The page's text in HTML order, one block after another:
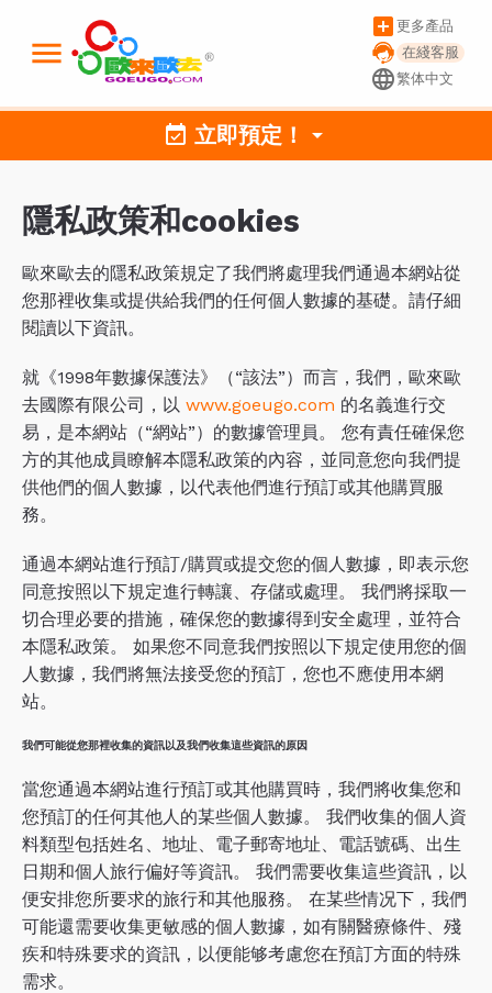
menu
add_box 更多產品
在綫客服
language繁体中文
event_available 立即預定！ arrow_drop_down
隱私政策和cookies
歐來歐去的隱私政策規定了我們將處理我們通過本網站從
您那裡收集或提供給我們的任何個人數據的基礎。請仔細
閱讀以下資訊。
就《1998年數據保護法》（“該法”）而言，我們，歐來歐
去國際有限公司，以 www.goeugo.com 的名義進行交
易，是本網站（“網站”）的數據管理員。 您有責任確保您
方的其他成員瞭解本隱私政策的內容，並同意您向我們提
供他們的個人數據，以代表他們進行預訂或其他購買服
務。
通過本網站進行預訂/購買或提交您的個人數據，即表示您
同意按照以下規定進行轉讓、存儲或處理。 我們將採取一
切合理必要的措施，確保您的數據得到安全處理，並符合
本隱私政策。 如果您不同意我們按照以下規定使用您的個
人數據，我們將無法接受您的預訂，您也不應使用本網
站。
我們可能從您那裡收集的資訊以及我們收集這些資訊的原因
當您通過本網站進行預訂或其他購買時，我們將收集您和
您預訂的任何其他人的某些個人數據。 我們收集的個人資
料類型包括姓名、地址、電子郵寄地址、電話號碼、出生
日期和個人旅行偏好等資訊。 我們需要收集這些資訊，以
便安排您所要求的旅行和其他服務。 在某些情况下，我們
可能還需要收集更敏感的個人數據，如有關醫療條件、殘
疾和特殊要求的資訊，以便能够考慮您在預訂方面的特殊
需求。